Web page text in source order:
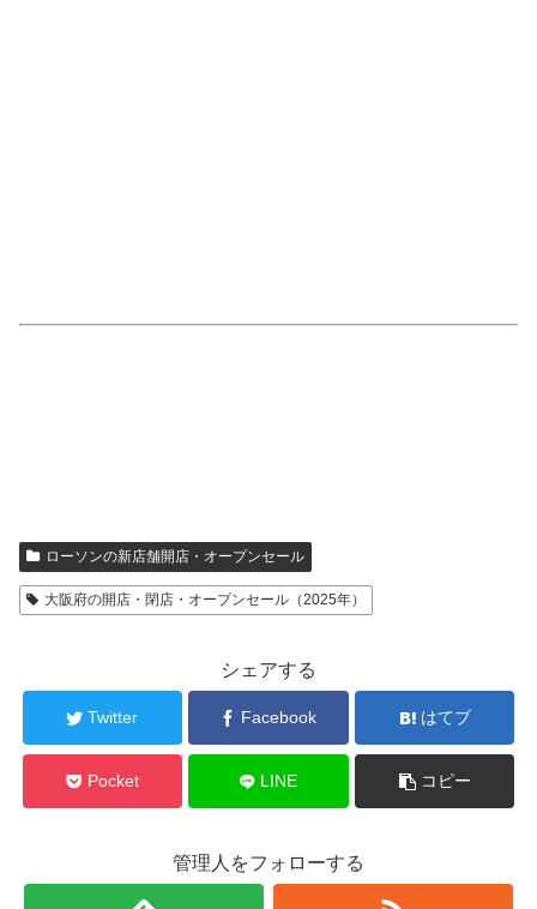
ローソンの新店舗開店・オープンセール
大阪府の開店・閉店・オープンセール（2025年）
シェアする
Twitter Facebook はてブ
Pocket LINE コピー
管理人をフォローする